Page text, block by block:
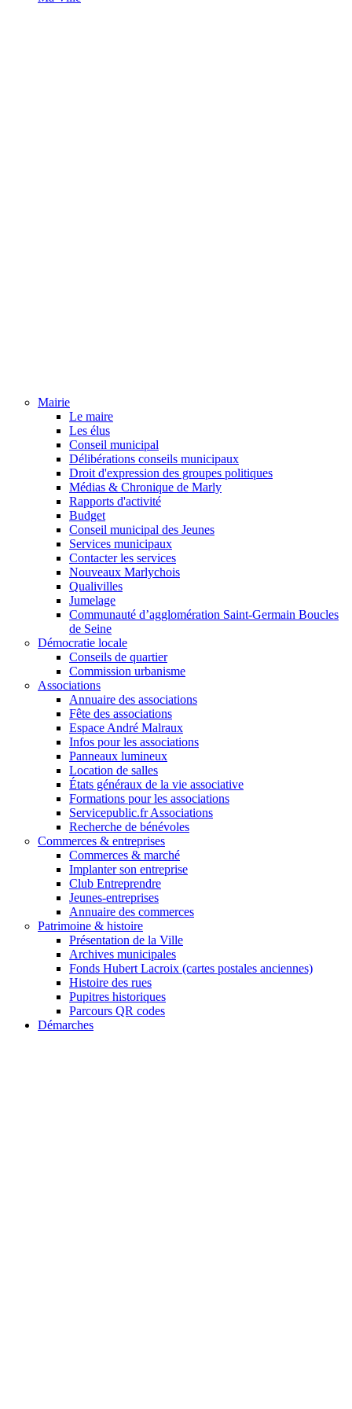
Mairie
Le maire
Les élus
Conseil municipal
Délibérations conseils municipaux
Droit d'expression des groupes politiques
Médias & Chronique de Marly
Rapports d'activité
Budget
Conseil municipal des Jeunes
Services municipaux
Contacter les services
Nouveaux Marlychois
Qualivilles
Jumelage
Communauté d’agglomération Saint-Germain Boucles
de Seine
Démocratie locale
Conseils de quartier
Commission urbanisme
Associations
Annuaire des associations
Fête des associations
Espace André Malraux
Infos pour les associations
Panneaux lumineux
Location de salles
États généraux de la vie associative
Formations pour les associations
Servicepublic.fr Associations
Recherche de bénévoles
Commerces & entreprises
Commerces & marché
Implanter son entreprise
Club Entreprendre
Jeunes-entreprises
Annuaire des commerces
Patrimoine & histoire
Présentation de la Ville
Archives municipales
Fonds Hubert Lacroix (cartes postales anciennes)
Histoire des rues
Pupitres historiques
Parcours QR codes
Démarches